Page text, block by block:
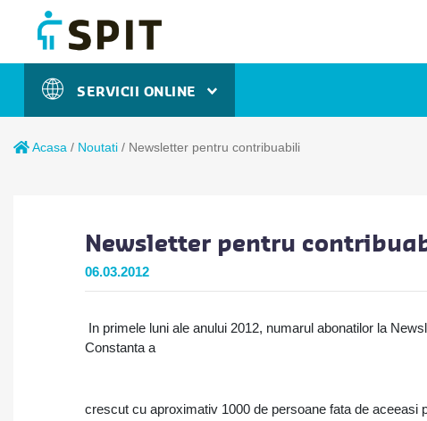
SERVICII ONLINE
Acasa / Noutati / Newsletter pentru contribuabili
Newsletter pentru
06.03.2012
In primele luni ale anului 2012, numarul abonatilor la
Constanta a
crescut cu aproximativ 1000 de persoane fata de aceeasi